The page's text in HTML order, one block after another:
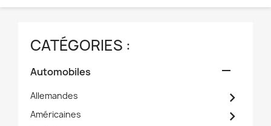
CATÉGORIES :
Automobiles 
Allemandes 
Américaines 